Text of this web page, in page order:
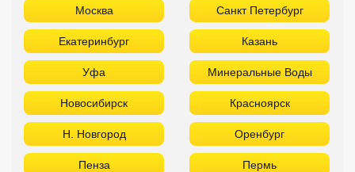
Москва Санкт Петербург
Екатеринбург Казань
Уфа Минеральные Воды
Новосибирск Красноярск
Н. Новгород Оренбург
Пенза Пермь